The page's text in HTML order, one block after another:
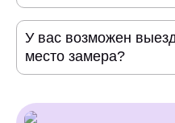
Детское
У вас возможен
место замера?